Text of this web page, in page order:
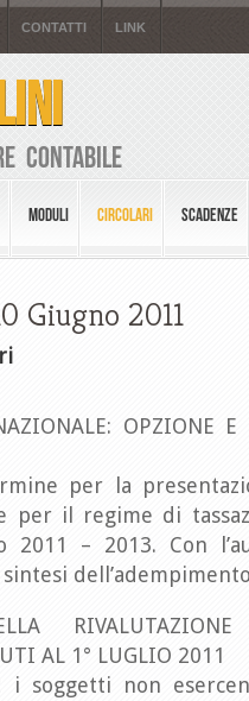
CONTATTI LINK
Contabile
MODULI CIRCOLARI SCADENZE
Giugno 2011
OPZIONE
per la
per il regime di
– 2013. Con
AL 1° LUGLIO 2011
soggetti non